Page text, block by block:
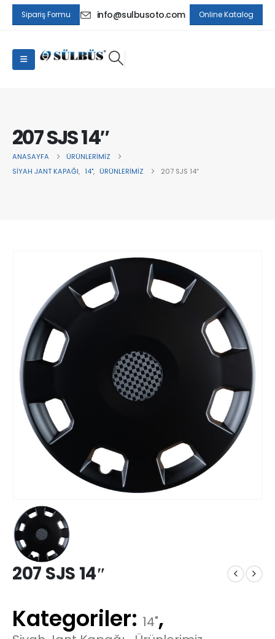
Sipariş Formu info@sulbusoto.com Online Katalog
207 SJS 14″
ANASAYFA
ÜRÜNLERIMIZ
SIYAH JANT KAPAĞI, 14", ÜRÜNLERIMIZ 207 SJS 14″
207 SJS 14″
Kategoriler: 14",